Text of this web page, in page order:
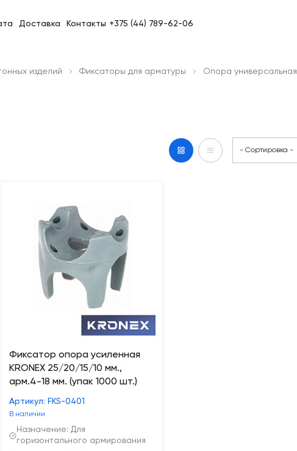
Доставка Контакты +375 (44) 789-62-06
изделий Фиксаторы для арматуры Опора универсальная
- Сортировка -
Фиксатор опора усиленная
KRONEX 25/20/15/10 мм.,
арм.4-18 мм. (упак 1000 шт.)
Артикул: FKS-0401
В наличии
Назначение: Для
горизонтального армирования